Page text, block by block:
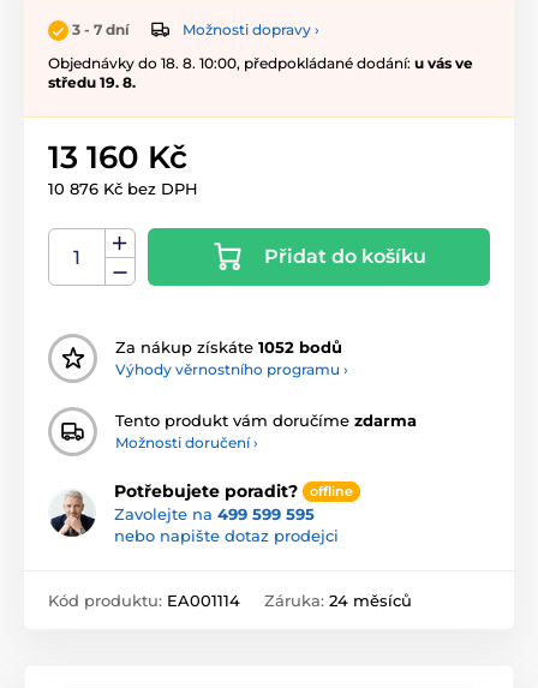
3 - 7 dní
Možnosti dopravy ›
Objednávky do 18. 8. 10:00, předpokládané dodání: u vás ve
středu 19. 8.
13 160 Kč
10 876 Kč bez DPH
Přidat do košíku
Za nákup získáte 1052 bodů
Výhody věrnostního programu ›
Tento produkt vám doručíme zdarma
Možnosti doručení ›
Potřebujete poradit? offline
Zavolejte na 499 599 595
nebo napište dotaz prodejci
Kód produktu: EA001114 Záruka: 24 měsíců